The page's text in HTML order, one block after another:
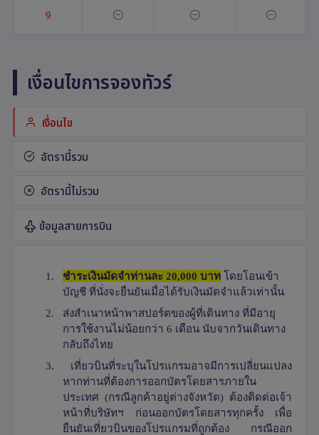
9
เงื่อนไขการจองทัวร์
เงื่อนไข
อัตรานี้รวม
อัตรานี้ไม่รวม
ข้อมูลสายการบิน
1. ชำระเงินมัดจำท่านละ 20,000 บาท โดยโอนเข้า
บัญชี ที่นั่งจะยืนยันเมื่อได้รับเงินมัดจำแล้วเท่านั้น
2.
ส่งสำเนาหน้าพาสปอร์ตของผู้ที่เดินทาง ที่มีอายุ
การใช้งานไม่น้อยกว่า 6 เดือน นับจากวันเดินทาง
กลับถึงไทย
3.
เที่ยวบินที่ระบุในโปรแกรมอาจมีการเปลี่ยนแปลง
หากท่านที่ต้องการออกบัตรโดยสารภายใน
ประเทศ (กรณีลูกค้าอยู่ต่างจังหวัด) ต้องติดต่อเจ้า
หน้าที่บริษัทฯ ก่อนออกบัตรโดยสารทุกครั้ง เพื่อ
ยืนยันเที่ยวบินของโปรแกรมที่ถูกต้อง กรณีออก